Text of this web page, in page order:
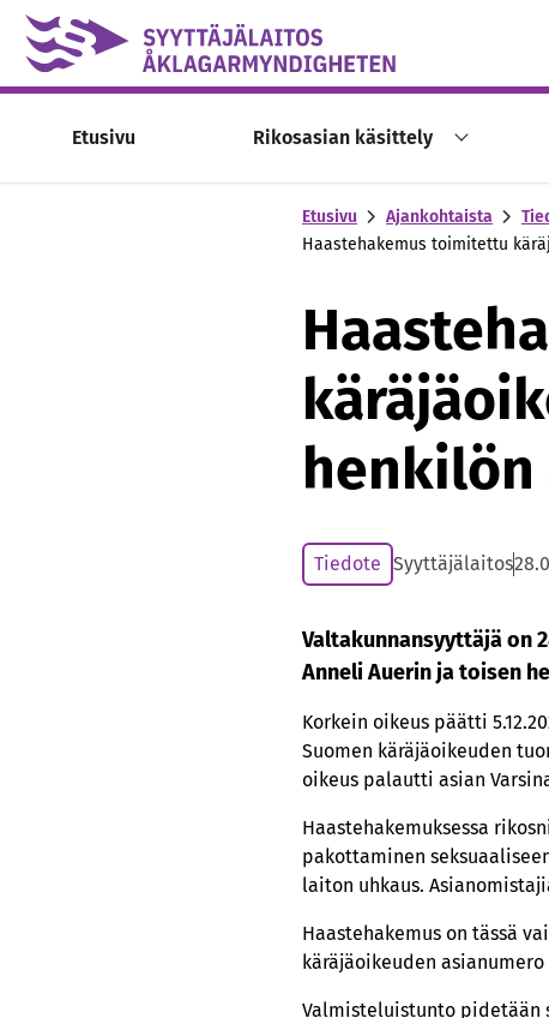
Skip to content -saavutettavuusohje
Etusivu Rikosasian käsittely
Etusivu Ajankohtaista
Haastehakemus toimitettu
henkilön
Tiedote Syyttäjälaitos
Valtakunnansyyttäjä on
Anneli Auerin ja toisen
Korkein oikeus päätti
Suomen käräjäoikeuden
oikeus palautti asian
Haastehakemuksessa
pakottaminen
laiton uhkaus.
Haastehakemus on tässä
käräjäoikeuden asianumero
Valmisteluistunto pidetään